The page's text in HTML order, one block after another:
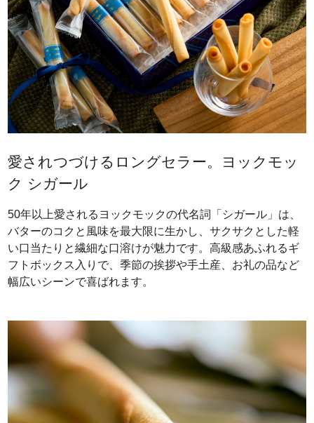
愛されつづけるロングセラー。ヨックモッ
ク シガール
50年以上愛されるヨックモックの代名詞「シガール」は、
バターのコクと風味を最大限に生かし、サクサクとした軽
い口当たりと繊細な口溶けが魅力です。高級感あふれるギ
フトボックス入りで、季節の挨拶や手土産、お礼の品など
幅広いシーンで喜ばれます。